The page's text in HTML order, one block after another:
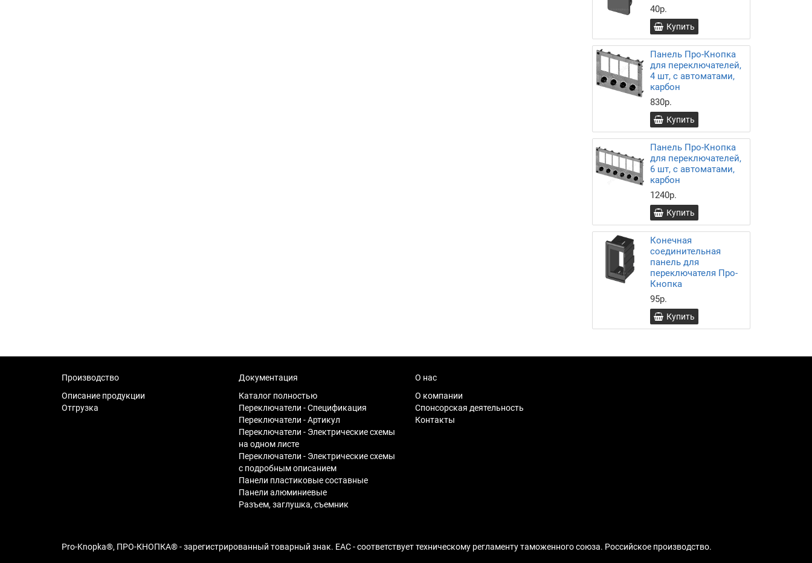
40р.
Купить
Панель Про-Кнопка
для переключателей,
4 шт, с автоматами,
карбон
830р.
Купить
Панель Про-Кнопка
для переключателей,
6 шт, с автоматами,
карбон
1240р.
Купить
Конечная
соединительная
панель для
переключателя Про-
Кнопка
95р.
Купить
Производство
Описание продукции
Отгрузка
Документация
Каталог полностью
Переключатели - Спецификация
Переключатели - Артикул
Переключатели - Электрические схемы
на одном листе
Переключатели - Электрические схемы
с подробным описанием
Панели пластиковые составные
Панели алюминиевые
Разъем, заглушка, съемник
О нас
О компании
Спонсорская деятельность
Контакты
Pro-Knopka®, ПРО-КНОПКА® - зарегистрированный товарный знак. EAC - соответствует техническому регламенту таможенного союза. Российское производство.